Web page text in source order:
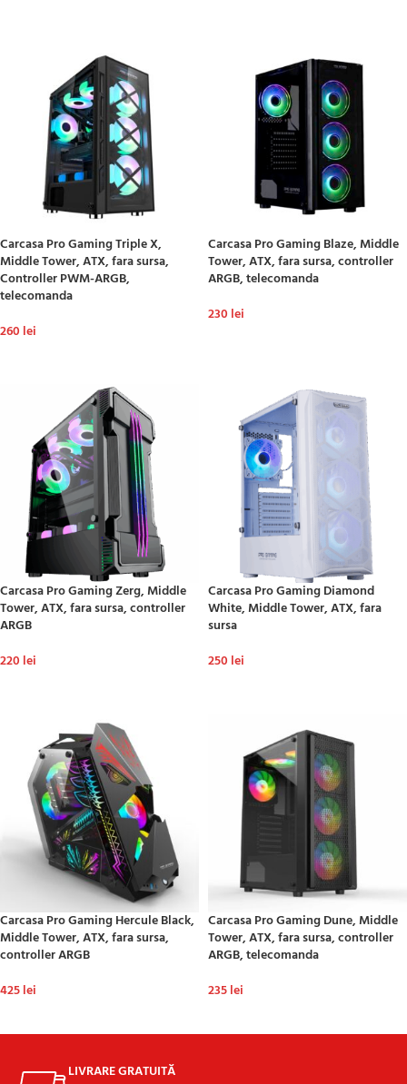
Carcasa Pro Gaming Triple X,
Middle Tower, ATX, fara sursa,
Controller PWM-ARGB,
telecomanda
260 lei
Carcasa Pro Gaming Blaze, Middle
Tower, ATX, fara sursa, controller
ARGB, telecomanda
230 lei
Carcasa Pro Gaming Zerg, Middle
Tower, ATX, fara sursa, controller
ARGB
220 lei
Carcasa Pro Gaming Diamond
White, Middle Tower, ATX, fara
sursa
250 lei
Carcasa Pro Gaming Hercule Black,
Middle Tower, ATX, fara sursa,
controller ARGB
425lei
Carcasa Pro Gaming Dune, Middle
Tower, ATX, fara sursa, controller
ARGB, telecomanda
235lei
LIVRARE GRATUITĂ